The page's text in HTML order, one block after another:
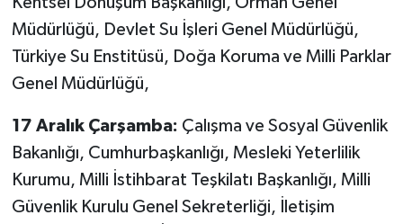
Müdürlüğü, Devlet Su İşleri Genel Müdürlüğü,
Türkiye Su Enstitüsü, Doğa Koruma ve Milli Parklar
Genel Müdürlüğü,
17 Aralık Çarşamba: Çalışma ve Sosyal Güvenlik
Bakanlığı, Cumhurbaşkanlığı, Mesleki Yeterlilik
Kurumu, Milli İstihbarat Teşkilatı Başkanlığı, Milli
Güvenlik Kurulu Genel Sekreterliği, İletişim